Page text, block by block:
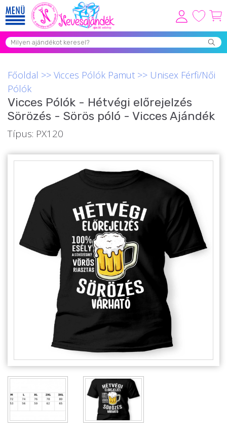
Viszonteladóknak
Grill Party Kellékek ❤️
Egyedi Ajándékok Rendelés
Összes Ajándék Kategória ⭐
Vicces Pólók
Szerelmes Ajándékok ❤
Budapest Ajándéktárgyak
Szülinapi ajándékok
Alkalmakra
Ajándék Ötletek Férfiaknak
Ajándék Nőknek
Ajándék Gyerekeknek
Családtagoknak
Barátnak/Barátnőnek
Névnapi ajándékok
Vicces ajándékok
Foglalkozás szerint
Főoldal >> Vicces Pólók Pamut >> Unisex Férfi/Női
Pólók
Vicces Pólók - Hétvégi előrejelzés
Sörözés - Sörös póló - Vicces Ajándék
Típus: PX120